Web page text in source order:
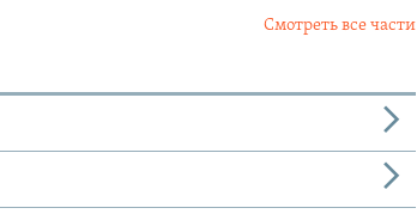
Смотреть все части